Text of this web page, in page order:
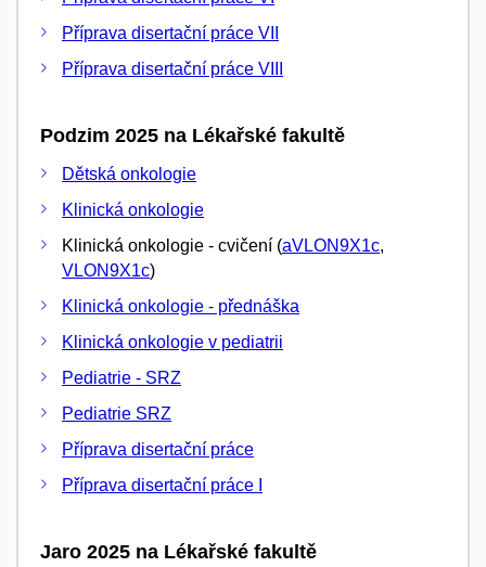
Příprava disertační práce VII
Příprava disertační práce VIII
Podzim 2025 na Lékařské fakultě
Dětská onkologie
Klinická onkologie
Klinická onkologie - cvičení (aVLON9X1c,
VLON9X1c)
Klinická onkologie - přednáška
Klinická onkologie v pediatrii
Pediatrie - SRZ
Pediatrie SRZ
Příprava disertační práce
Příprava disertační práce I
Jaro 2025 na Lékařské fakultě